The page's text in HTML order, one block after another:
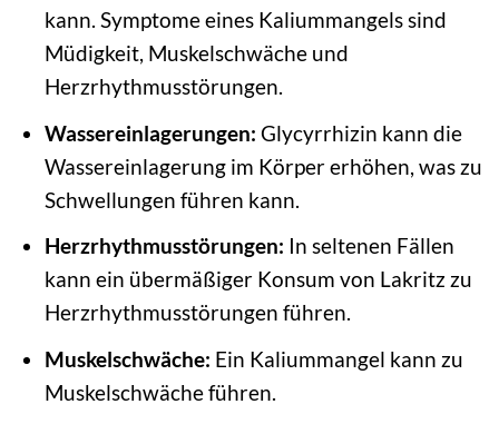
kann. Symptome eines Kaliummangels sind
Müdigkeit, Muskelschwäche und
Herzrhythmusstörungen.
Wassereinlagerungen: Glycyrrhizin kann die
Wassereinlagerung im Körper erhöhen, was zu
Schwellungen führen kann.
Herzrhythmusstörungen: In seltenen Fällen
kann ein übermäßiger Konsum von Lakritz zu
Herzrhythmusstörungen führen.
Muskelschwäche: Ein Kaliummangel kann zu
Muskelschwäche führen.